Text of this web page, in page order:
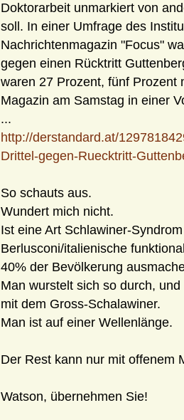
Doktorarbeit unmarkiert von
soll. In einer Umfrage des
Nachrichtenmagazin "Focus"
gegen einen Rücktritt
waren 27 Prozent, fünf Prozent
Magazin am Samstag in einer
...
http://derstandard.at/
Drittel-gegen-Ruecktritt-
So schauts aus.
Wundert mich nicht.
Ist eine Art Schlawiner-
Berlusconi/italienische
40% der Bevölkerung
Man wurstelt sich so durch,
mit dem Gross-Schalawiner.
Man ist auf einer Wellenlänge.
Der Rest kann nur mit offenem
Watson, übernehmen Sie!